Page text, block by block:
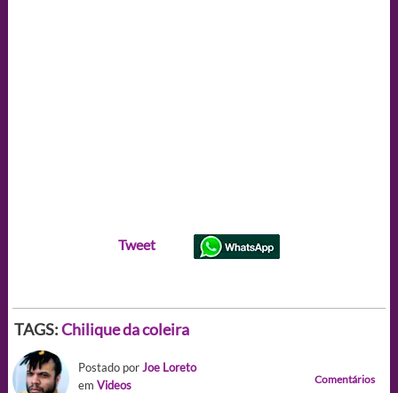
Tweet
TAGS:Chilique da coleira
Postado porJoe Loreto
em Videos Comentários